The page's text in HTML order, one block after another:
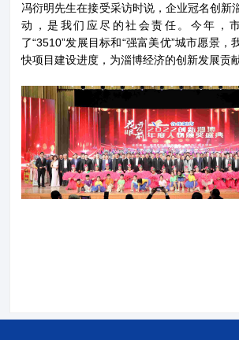
冯衍明先生在接受采访时说，企业冠名创新
动，是我们应尽的社会责任。今年，
了“3510”发展目标和“强富美优”城市愿景，
快项目建设进度，为淄博经济的创新发展贡